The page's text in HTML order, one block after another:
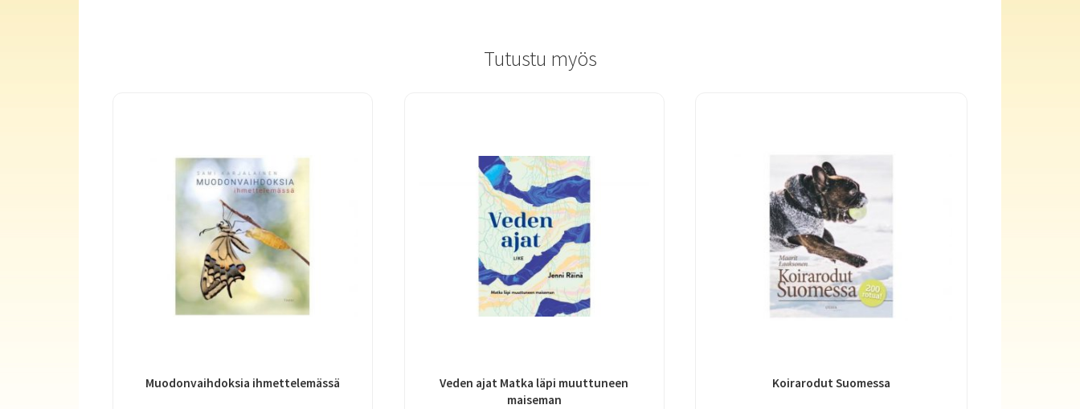
Tutustu myös
Muodonvaihdoksia ihmettelemässä
Veden ajat Matka läpi muuttuneen
maiseman
Koirarodut Suomessa